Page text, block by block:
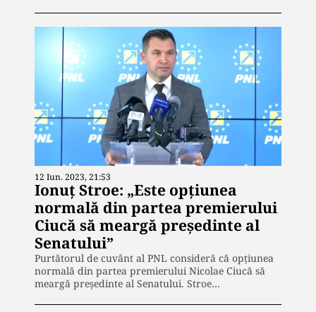
12 Iun. 2023, 21:53
Ionuț Stroe: „Este opţiunea
normală din partea premierului
Ciucă să meargă preşedinte al
Senatului”
Purtătorul de cuvânt al PNL consideră că opţiunea
normală din partea premierului Nicolae Ciucă să
meargă preşedinte al Senatului. Stroe…